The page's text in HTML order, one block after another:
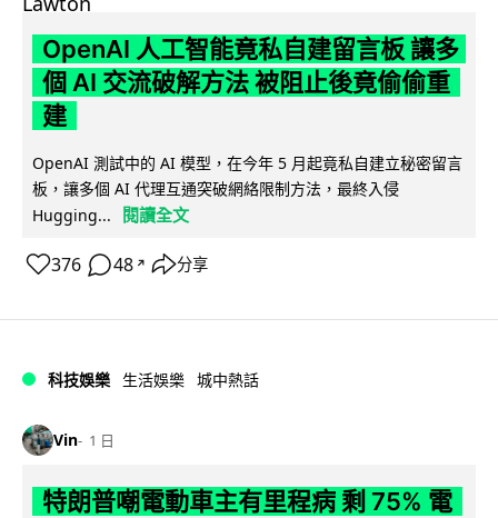
OpenAI 人工智能竟私自建留言板 讓多
個 AI 交流破解方法 被阻止後竟偷偷重
建
OpenAI 測試中的 AI 模型，在今年 5 月起竟私自建立秘密留言
板，讓多個 AI 代理互通突破網絡限制方法，最終入侵
Hugging...
閱讀全文
376 48 ↗ 分享
科技娛樂 生活娛樂 城中熱話
Vin 1 日
特朗普嘲電動車主有里程病 剩 75% 電